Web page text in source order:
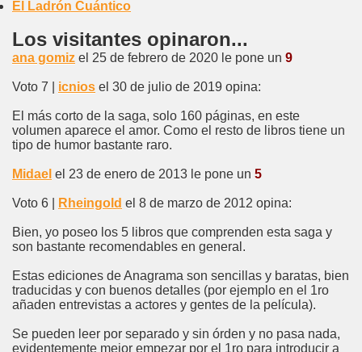
El Ladrón Cuántico
Los visitantes opinaron...
ana gomiz el 25 de febrero de 2020 le pone un 9
Voto 7 | icnios el 30 de julio de 2019 opina:
El más corto de la saga, solo 160 páginas, en este
volumen aparece el amor. Como el resto de libros tiene un
tipo de humor bastante raro.
Midael el 23 de enero de 2013 le pone un 5
Voto 6 | Rheingold el 8 de marzo de 2012 opina:
Bien, yo poseo los 5 libros que comprenden esta saga y
son bastante recomendables en general.
Estas ediciones de Anagrama son sencillas y baratas, bien
traducidas y con buenos detalles (por ejemplo en el 1ro
añaden entrevistas a actores y gentes de la película).
Se pueden leer por separado y sin órden y no pasa nada,
evidentemente mejor empezar por el 1ro para introducir a